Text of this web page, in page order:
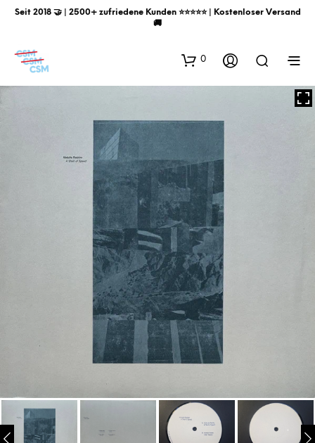
Seit 2018 🤝 | 2500+ zufriedene Kunden ⭐️⭐️⭐️⭐️⭐️ | Kostenloser Versand
🚚
0